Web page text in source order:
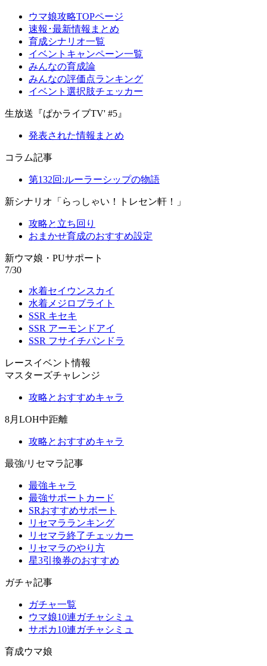
ウマ娘攻略TOPページ
速報･最新情報まとめ
育成シナリオ一覧
イベントキャンペーン一覧
みんなの育成論
みんなの評価点ランキング
イベント選択肢チェッカー
生放送『ぱかライブTV' #5』
発表された情報まとめ
コラム記事
第132回:ルーラーシップの物語
新シナリオ「らっしゃい！トレセン軒！」
攻略と立ち回り
おまかせ育成のおすすめ設定
新ウマ娘・PUサポート
7/30
水着セイウンスカイ
水着メジロブライト
SSR キセキ
SSR アーモンドアイ
SSR フサイチパンドラ
レースイベント情報
マスターズチャレンジ
攻略とおすすめキャラ
8月LOH中距離
攻略とおすすめキャラ
最強/リセマラ記事
最強キャラ
最強サポートカード
SRおすすめサポート
リセマラランキング
リセマラ終了チェッカー
リセマラのやり方
星3引換券のおすすめ
ガチャ記事
ガチャ一覧
ウマ娘10連ガチャシミュ
サポカ10連ガチャシミュ
育成ウマ娘